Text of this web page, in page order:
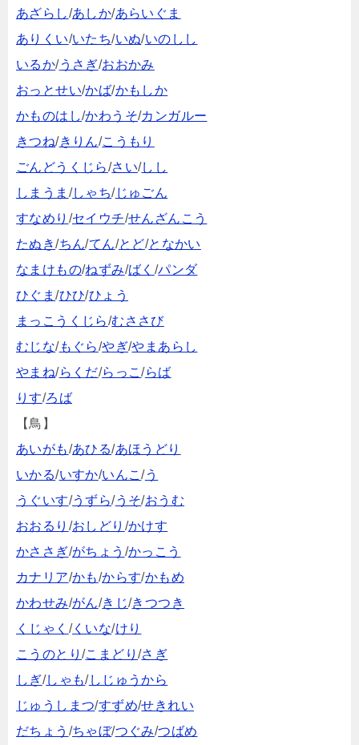
あざらし/あしか/あらいぐま
ありくい/いたち/いぬ/いのしし
いるか/うさぎ/おおかみ
おっとせい/かば/かもしか
かものはし/かわうそ/カンガルー
きつね/きりん/こうもり
ごんどうくじら/さい/しし
しまうま /しゃち/じゅごん
すなめり /セイウチ/せんざんこう
たぬき/ちん/てん/とど/となかい
なまけもの/ねずみ/ばく /パンダ
ひぐま/ひひ/ひょう
まっこうくじら/むささび
むじな/もぐら/やぎ/やまあらし
やまね/らくだ/らっこ/らば
りす/ろば
【鳥】
あいがも/あひる/あほうどり
いかる/いすか/いんこ/う
うぐいす/うずら/うそ/おうむ
おおるり /おしどり /かけす
かささぎ/がちょう /かっこう
カナリア/かも/からす/かもめ
かわせみ/がん/きじ/きつつき
くじゃく /くいな/けり
こうのとり /こまどり/さぎ
しぎ/しゃも/しじゅうから
じゅうしまつ/すずめ/せきれい
だちょう /ちゃぼ/つぐみ/つばめ